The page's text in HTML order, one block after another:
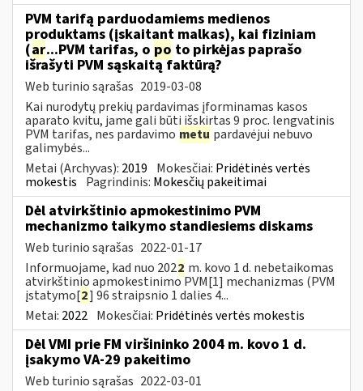
PVM tarifą parduodamiems medienos
produktams (įskaitant malkas), kai fiziniam
(ar...PVM tarifas, o po to pirkėjas paprašo
išrašyti PVM sąskaitą faktūrą?
Web turinio sąrašas 2019-03-08
Kai nurodytų prekių pardavimas įforminamas kasos
aparato kvitu, jame gali būti išskirtas 9 proc. lengvatinis
PVM tarifas, nes pardavimo metu pardavėjui nebuvo
galimybės...
Metai (Archyvas): 2019 Mokesčiai: Pridėtinės vertės
mokestis Pagrindinis: Mokesčių pakeitimai
Dėl atvirkštinio apmokestinimo PVM
mechanizmo taikymo standiesiems diskams
Web turinio sąrašas 2022-01-17
Informuojame, kad nuo 2022 m. kovo 1 d. nebetaikomas
atvirkštinio apmokestinimo PVM[1] mechanizmas (PVM
įstatymo[2] 96 straipsnio 1 dalies 4...
Metai: 2022 Mokesčiai: Pridėtinės vertės mokestis
Dėl VMI prie FM viršininko 2004 m. kovo 1 d.
įsakymo VA-29 pakeitimo
Web turinio sąrašas 2022-03-01